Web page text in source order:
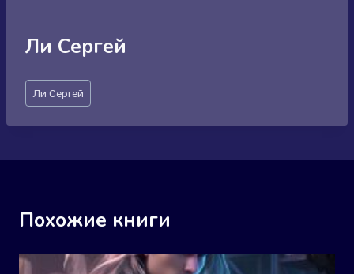
Ли Сергей
Метки
записи:
Ли Сергей
Похожие книги